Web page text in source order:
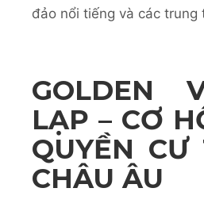
đảo nổi tiếng và các trung
GOLDEN
LẠP – CƠ
QUYỀN CƯ
CHÂU ÂU